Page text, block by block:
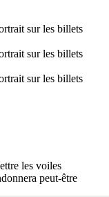
sur les billets
sur les billets
sur les billets
les voiles
peut-être